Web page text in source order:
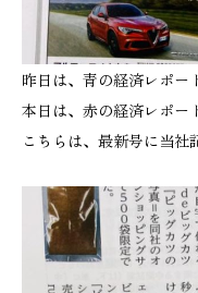
昨日は、青の経済レポー
本日は、赤の経済レポー
こちらは、最新号に当社